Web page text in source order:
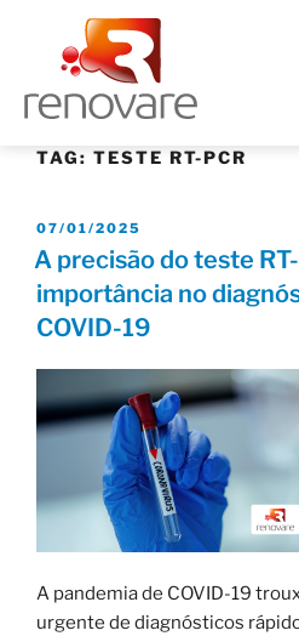
TAG: TESTE RT-PCR
07/01/2025
A precisão do teste
importância no
COVID-19
A pandemia de COVID-19
urgente de diagnósticos